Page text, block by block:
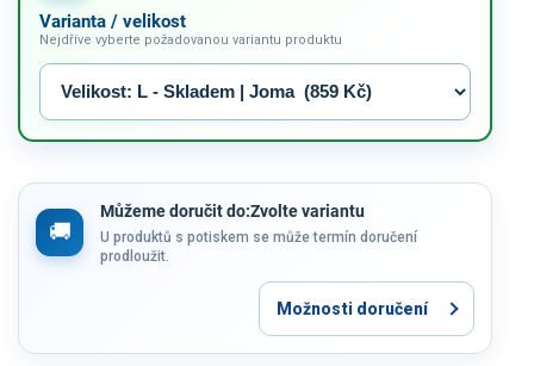
Varianta / velikost
Nejdříve vyberte požadovanou variantu produktu
Můžeme doručit do:Zvolte variantu
U produktů s potiskem se může termín doručení
prodloužit.
Možnosti doručení